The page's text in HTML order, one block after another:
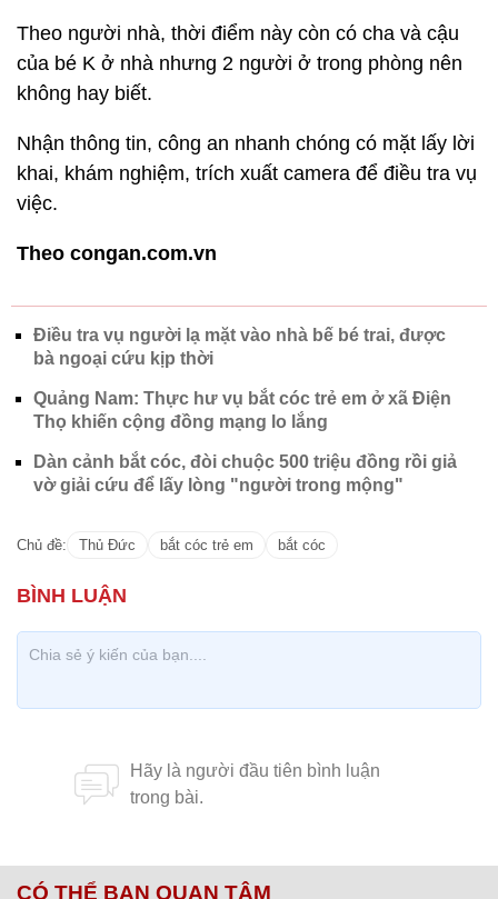
Theo người nhà, thời điểm này còn có cha và cậu
của bé K ở nhà nhưng 2 người ở trong phòng nên
không hay biết.
Nhận thông tin, công an nhanh chóng có mặt lấy lời
khai, khám nghiệm, trích xuất camera để điều tra vụ
việc.
Theo congan.com.vn
Điều tra vụ người lạ mặt vào nhà bế bé trai, được
bà ngoại cứu kịp thời
Quảng Nam: Thực hư vụ bắt cóc trẻ em ở xã Điện
Thọ khiến cộng đồng mạng lo lắng
Dàn cảnh bắt cóc, đòi chuộc 500 triệu đồng rồi giả
vờ giải cứu để lấy lòng "người trong mộng"
Chủ đề: Thủ Đức bắt cóc trẻ em bắt cóc
CÓ THỂ BẠN QUAN TÂM